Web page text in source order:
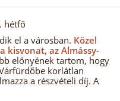
hétfő
el a városban. Közel
kisvonat, az Almássy-
előnyének tartom, hogy
korlátlan
a részvételi díj. A